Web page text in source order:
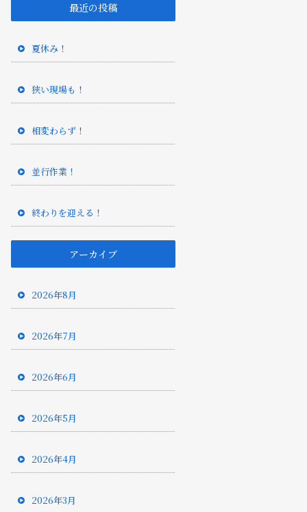
最近の投稿
夏休み！
狭い現場も！
相変わらず！
並行作業！
終わりを迎える！
アーカイブ
2026年8月
2026年7月
2026年6月
2026年5月
2026年4月
2026年3月